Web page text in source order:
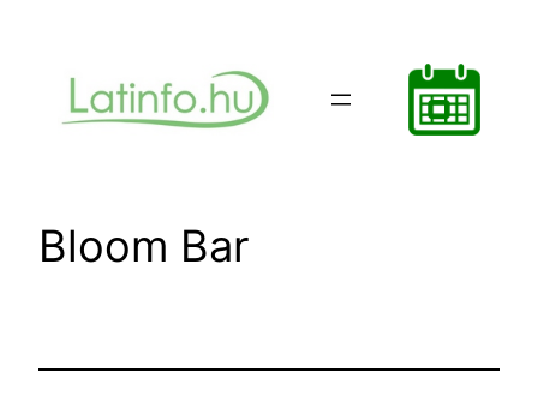
tartalomhoz
Bloom Bar